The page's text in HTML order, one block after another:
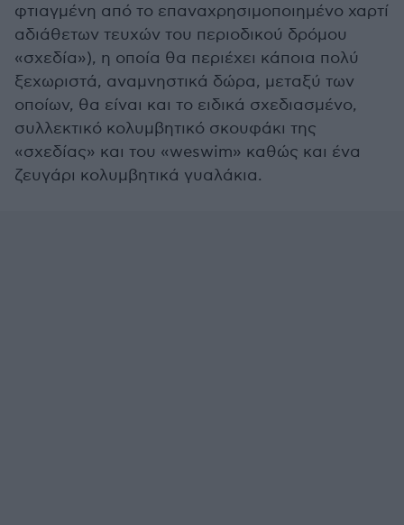
φτιαγμένη από το επαναχρησιμοποιημένο χαρτί
αδιάθετων τευχών του περιοδικού δρόμου
«σχεδία»), η οποία θα περιέχει κάποια πολύ
ξεχωριστά, αναμνηστικά δώρα, μεταξύ των
οποίων, θα είναι και το ειδικά σχεδιασμένο,
συλλεκτικό κολυμβητικό σκουφάκι της
«σχεδίας» και του «weswim» καθώς και ένα
ζευγάρι κολυμβητικά γυαλάκια.